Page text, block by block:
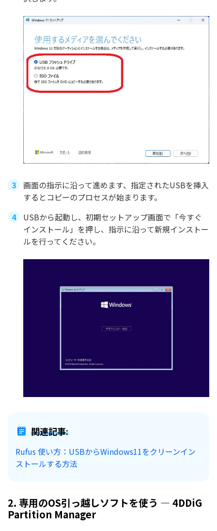
画面の指示に沿って進めます、指定されたUSBを挿入
するとコピーのプロセスが始まります。
USBから起動し、初期セットアップ画面で「今すぐ
インストール」を押し、指示に沿って新規インストー
ルを行ってください。
関連記事:
Rufus 使い方：USBからWindows11をクリーンイン
ストールする方法
2. 専用のOS引っ越しソフトを使う — 4DDiG
Partition Manager